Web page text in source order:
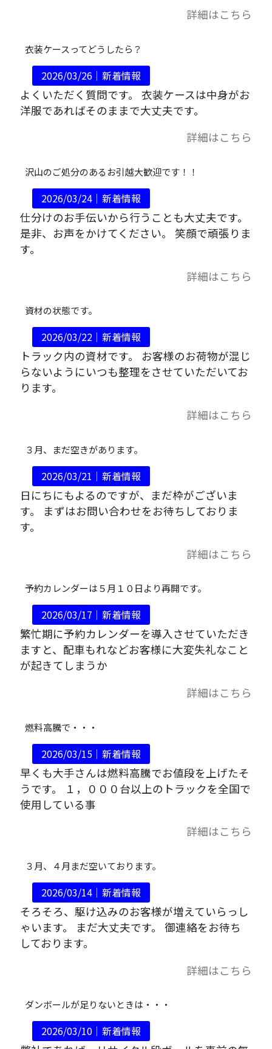
詳細はこちら
衣装ケースってどうしたら？
2026/03/26｜新着情報
よくいただく質問です。 衣装ケースは中身がお
洋服であればそのままで大丈夫です。
詳細はこちら
沢山のご処分のあるお引越大歓迎です！！
2026/03/24｜新着情報
仕分けのお手伝いから行うことも大丈夫です。
是非、お声をかけてください。 笑顔で頑張りま
す。
詳細はこちら
資材の状態です。
2026/03/22｜新着情報
トラック内の資材です。 お客様のお荷物が混じ
らないようにいつも整理をさせていただいてお
ります。
詳細はこちら
３月、まだ空きがあります。
2026/03/21｜新着情報
日にちにもよるのですが、まだ枠がございま
す。 まずはお問い合わせをお待ちしておりま
す。
詳細はこちら
予約カレンダーは５月１０日より再開です。
2026/03/17｜新着情報
繁忙期に予約カレンダーを導入させていただき
ますと、配車もれなどお客様に大変失礼なこと
が起きてしまうか
詳細はこちら
燃料高騰で・・・
2026/03/15｜新着情報
早くも大手さんは燃料高騰でお値段を上げたそ
うです。 １，０００台以上のトラックを全国で
使用している事
詳細はこちら
３月、４月まだ空いております。
2026/03/14｜新着情報
そろそろ、駆け込みのお客様が増えていらっし
ゃいます。 まだ大丈夫です。 御連絡をお待ち
しております。
詳細はこちら
ダンボールが足りないときは・・・
2026/03/10｜新着情報